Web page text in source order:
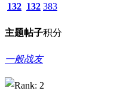
132
主题
132
帖子
383
积分
一般战友